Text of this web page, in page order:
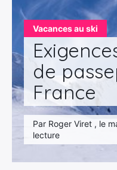
Vacances au ski
de
France
Par Roger Viret , le
lecture